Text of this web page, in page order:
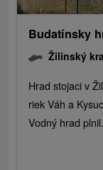
Budatínsky
Žilinský
Hrad stojaci v
riek Váh a
Vodný hrad